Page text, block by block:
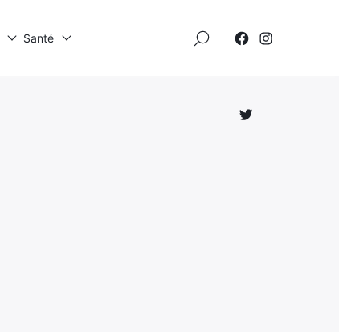
Santé
Élément